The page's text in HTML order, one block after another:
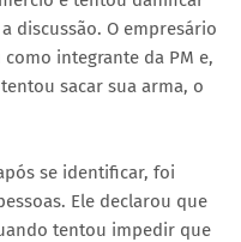
discussão. O empresário
integrante da PM e,
sacar sua arma, o
se identificar, foi
Ele declarou que
tentou impedir que